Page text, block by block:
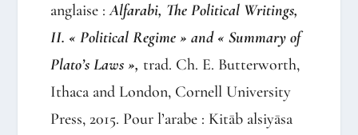
anglaise :Alfarabi, The Political Writings,
II. « Political Regime » and « Summary of
Plato’s Laws », trad. Ch. E. Butterworth,
Ithaca and London, Cornell University
Press, 2015. Pour l’arabe : Kitāb alsiyāsa